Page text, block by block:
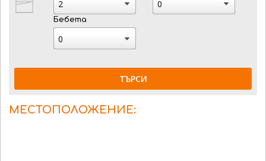
Бебета
ТЪРСИ
МЕСТОПОЛОЖЕНИЕ: